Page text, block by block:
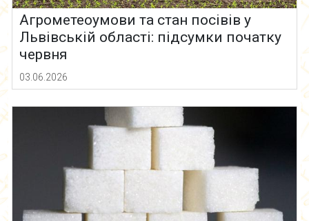
Агрометеоумови та стан посівів у
Львівській області: підсумки початку
червня
03.06.2026